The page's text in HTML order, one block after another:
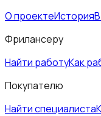
О проектеИстория
Фрилансеру
Найти работуКак
Покупателю
Найти специалиста